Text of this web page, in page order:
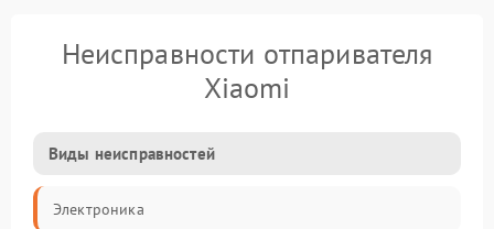
Неисправности отпаривателя
Xiaomi
Виды неисправностей
Электроника